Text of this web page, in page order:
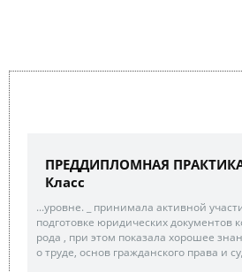
ПРЕДДИПЛОМНАЯ
Класс
...уровне. _ принимала активной
подготовке юридических документов
рода , при этом показала хорошее
о труде, основ гражданского права и